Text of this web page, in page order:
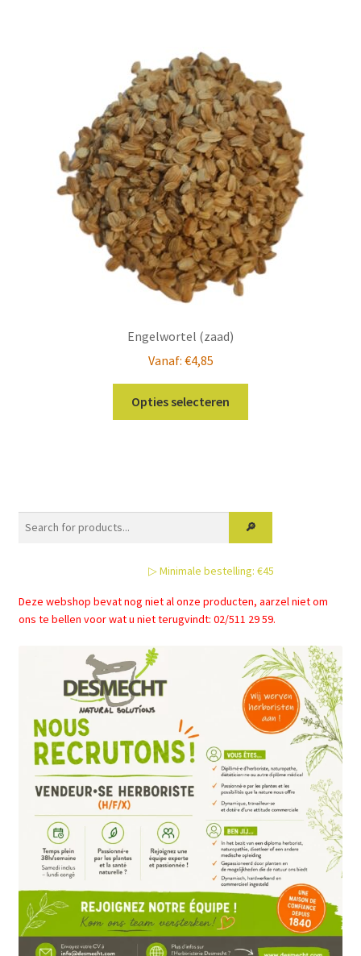
Engelwortel (zaad)
Vanaf: €4,85
Opties selecteren
optie
kan
worden
de
▷ Minimale bestelling: €45
Deze webshop bevat nog niet al onze producten, aarzel niet om
ons te bellen voor wat u niet terugvindt: 02/511 29 59.